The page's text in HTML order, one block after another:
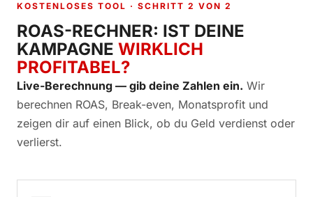
KOSTENLOSES TOOL · SCHRITT 2 VON 2
ROAS-RECHNER: IST DEINE
KAMPAGNE WIRKLICH
PROFITABEL?
Live-Berechnung — gib deine Zahlen ein. Wir
berechnen ROAS, Break-even, Monatsprofit und
zeigen dir auf einen Blick, ob du Geld verdienst oder
verlierst.